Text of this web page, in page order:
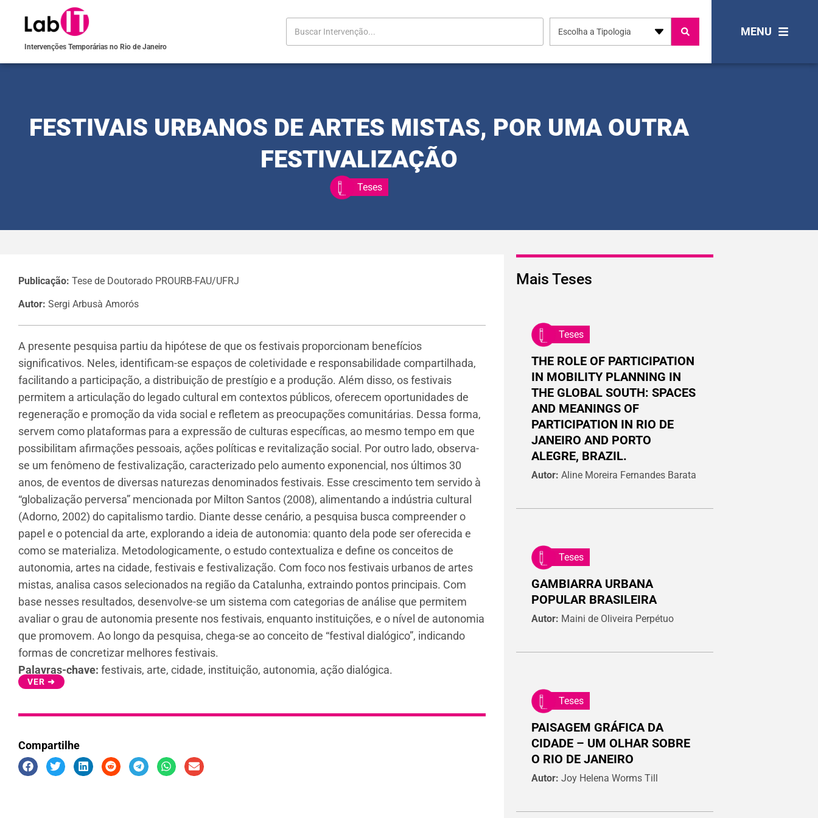
Intervenções Temporárias no Rio de Janeiro
Escolha a Tipologia MENU
FESTIVAIS URBANOS DE ARTES MISTAS, POR UMA OUTRA
FESTIVALIZAÇÃO
Teses
Publicação: Tese de Doutorado PROURB-FAU/UFRJ
Autor: Sergi Arbusà Amorós
A presente pesquisa partiu da hipótese de que os festivais proporcionam benefícios
significativos. Neles, identificam-se espaços de coletividade e responsabilidade compartilhada,
facilitando a participação, a distribuição de prestígio e a produção. Além disso, os festivais
permitem a articulação do legado cultural em contextos públicos, oferecem oportunidades de
regeneração e promoção da vida social e refletem as preocupações comunitárias. Dessa forma,
servem como plataformas para a expressão de culturas específicas, ao mesmo tempo em que
possibilitam afirmações pessoais, ações políticas e revitalização social. Por outro lado, observa-
se um fenômeno de festivalização, caracterizado pelo aumento exponencial, nos últimos 30
anos, de eventos de diversas naturezas denominados festivais. Esse crescimento tem servido à
“globalização perversa” mencionada por Milton Santos (2008), alimentando a indústria cultural
(Adorno, 2002) do capitalismo tardio. Diante desse cenário, a pesquisa busca compreender o
papel e o potencial da arte, explorando a ideia de autonomia: quanto dela pode ser oferecida e
como se materializa. Metodologicamente, o estudo contextualiza e define os conceitos de
autonomia, artes na cidade, festivais e festivalização. Com foco nos festivais urbanos de artes
mistas, analisa casos selecionados na região da Catalunha, extraindo pontos principais. Com
base nesses resultados, desenvolve-se um sistema com categorias de análise que permitem
avaliar o grau de autonomia presente nos festivais, enquanto instituições, e o nível de autonomia
que promovem. Ao longo da pesquisa, chega-se ao conceito de “festival dialógico”, indicando
formas de concretizar melhores festivais.
Palavras-chave: festivais, arte, cidade, instituição, autonomia, ação dialógica.
VER ➜
Compartilhe
Mais Teses
Teses
THE ROLE OF PARTICIPATION
IN MOBILITY PLANNING IN
THE GLOBAL SOUTH: SPACES
AND MEANINGS OF
PARTICIPATION IN RIO DE
JANEIRO AND PORTO
ALEGRE, BRAZIL.
Autor: Aline Moreira Fernandes Barata
Teses
GAMBIARRA URBANA
POPULAR BRASILEIRA
Autor: Maini de Oliveira Perpétuo
Teses
PAISAGEM GRÁFICA DA
CIDADE – UM OLHAR SOBRE
O RIO DE JANEIRO
Autor: Joy Helena Worms Till